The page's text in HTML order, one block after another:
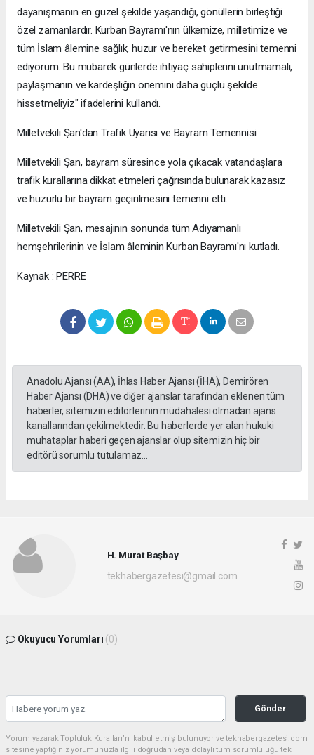
dayanışmanın en güzel şekilde yaşandığı, gönüllerin birleştiği
özel zamanlardır. Kurban Bayramı'nın ülkemize, milletimize ve
tüm İslam âlemine sağlık, huzur ve bereket getirmesini temenni
ediyorum. Bu mübarek günlerde ihtiyaç sahiplerini unutmamalı,
paylaşmanın ve kardeşliğin önemini daha güçlü şekilde
hissetmeliyiz" ifadelerini kullandı.
Milletvekili Şan'dan Trafik Uyarısı ve Bayram Temennisi
Milletvekili Şan, bayram süresince yola çıkacak vatandaşlara
trafik kurallarına dikkat etmeleri çağrısında bulunarak kazasız
ve huzurlu bir bayram geçirilmesini temenni etti.
Milletvekili Şan, mesajının sonunda tüm Adıyamanlı
hemşehrilerinin ve İslam âleminin Kurban Bayramı'nı kutladı.
Kaynak : PERRE
Anadolu Ajansı (AA), İhlas Haber Ajansı (İHA), Demirören
Haber Ajansı (DHA) ve diğer ajanslar tarafından eklenen tüm
haberler, sitemizin editörlerinin müdahalesi olmadan ajans
kanallarından çekilmektedir. Bu haberlerde yer alan hukuki
muhataplar haberi geçen ajanslar olup sitemizin hiç bir
editörü sorumlu tutulamaz...
H. Murat Başbay
tekhabergazetesi@gmail.com
Okuyucu Yorumları (0)
Gönder
Yorum yazarak Topluluk Kuralları’nı kabul etmiş bulunuyor ve tekhabergazetesi.com
sitesine yaptığınız yorumunuzla ilgili doğrudan veya dolaylı tüm sorumluluğu tek